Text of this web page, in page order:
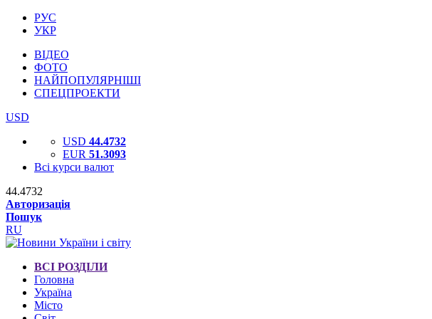
РУС
УКР
ВІДЕО
ФОТО
НАЙПОПУЛЯРНІШІ
СПЕЦПРОЕКТИ
USD
USD 44.4732
EUR 51.3093
Всі курси валют
44.4732
Авторизація
Пошук
RU
ВСІ РОЗДІЛИ
Головна
Україна
Місто